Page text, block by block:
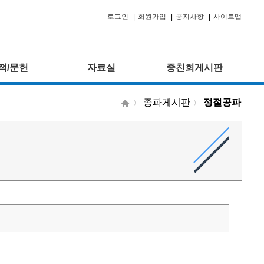
로그인 회원가입 공지사항 사이트맵
/문헌 자료실 종친회게시판
〉 종파게시판 〉 정절공파